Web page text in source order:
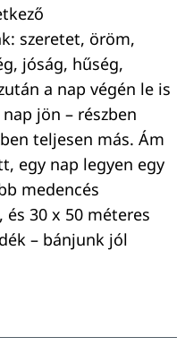
szeretet, öröm,
jóság, hűség,
a nap végén le is
jön – részben
teljesen más. Ám
egy nap legyen egy
medencés
és 30 x 50 méteres
– bánjunk jól